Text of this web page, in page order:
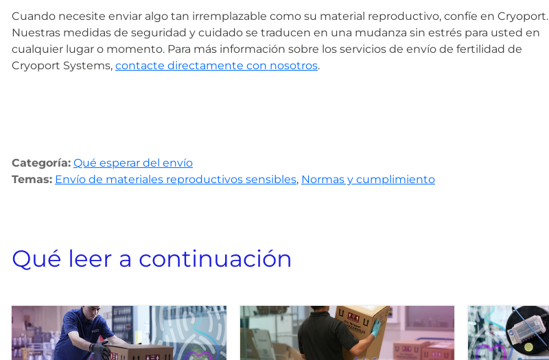
Cuando necesite enviar algo tan irremplazable como su material reproductivo, confíe en Cryoport.
Nuestras medidas de seguridad y cuidado se traducen en una mudanza sin estrés para usted en
cualquier lugar o momento. Para más información sobre los servicios de envío de fertilidad de
Cryoport Systems, contacte directamente con nosotros.
Categoría: Qué esperar del envío
Temas: Envío de materiales reproductivos sensibles, Normas y cumplimiento
Qué leer a continuación